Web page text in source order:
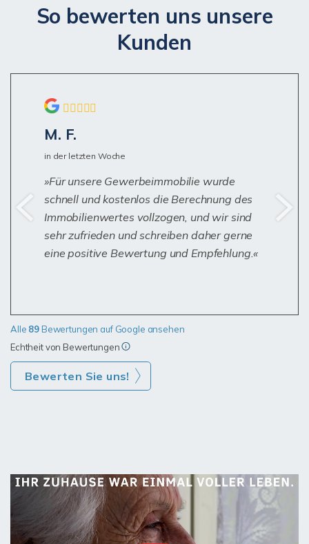
So bewerten uns unsere
Kunden
M. F.
in der letzten Woche
Für unsere Gewerbeimmobilie wurde
schnell und kostenlos die Berechnung des
Immobilienwertes vollzogen, und wir sind
sehr zufrieden und schreiben daher gerne
eine positive Bewertung und Empfehlung.
Alle 89 Bewertungen auf Google ansehen
Echtheit von Bewertungen
Bewerten Sie uns!